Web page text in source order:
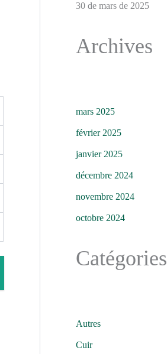
30 de mars de 2025
Archives
mars 2025
février 2025
janvier 2025
décembre 2024
novembre 2024
octobre 2024
Catégories
Autres
Cuir